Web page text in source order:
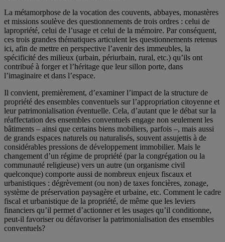
La métamorphose de la vocation des couvents, abbayes, monastères
et missions soulève des questionnements de trois ordres : celui de
lapropriété, celui de l’usage et celui de la mémoire. Par conséquent,
ces trois grandes thématiques articulent les questionnements retenus
ici, afin de mettre en perspective l’avenir des immeubles, la
spécificité des milieux (urbain, périurbain, rural, etc.) qu’ils ont
contribué à forger et l’héritage que leur sillon porte, dans
l’imaginaire et dans l’espace.
Il convient, premièrement, d’examiner l’impact de la structure de
propriété des ensembles conventuels sur l’appropriation citoyenne et
leur patrimonialisation éventuelle. Cela, d’autant que le débat sur la
réaffectation des ensembles conventuels engage non seulement les
bâtiments – ainsi que certains biens mobiliers, parfois –, mais aussi
de grands espaces naturels ou naturalisés, souvent assujettis à de
considérables pressions de développement immobilier. Mais le
changement d’un régime de propriété (par la congrégation ou la
communauté religieuse) vers un autre (un organisme civil
quelconque) comporte aussi de nombreux enjeux fiscaux et
urbanistiques : dégrèvement (ou non) de taxes foncières, zonage,
système de préservation paysagère et urbaine, etc. Comment le cadre
fiscal et urbanistique de la propriété, de même que les leviers
financiers qu’il permet d’actionner et les usages qu’il conditionne,
peut-il favoriser ou défavoriser la patrimonialisation des ensembles
conventuels?